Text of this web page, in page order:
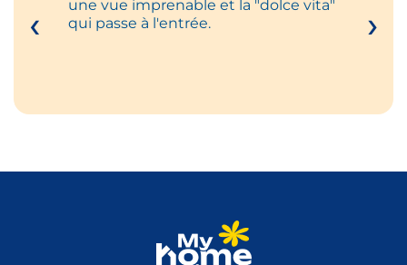
un
une vue imprenable et la "dolce vita"
qui passe à l'entrée.
‹ ›